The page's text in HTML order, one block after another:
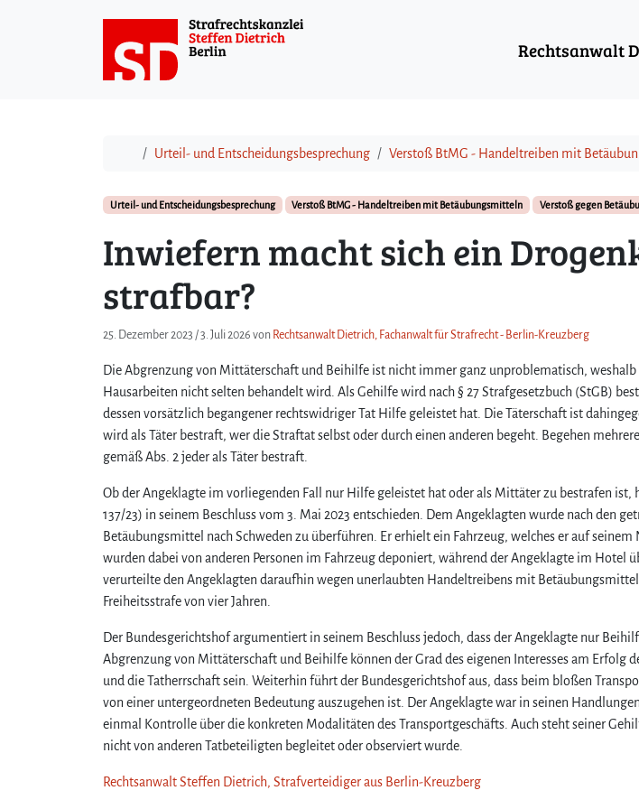
Rechtsanwalt
StartUrteil- und Entscheidungsbesprechung Verstoß BtMG - Handeltreiben mit
Urteil- und Entscheidungsbesprechung Verstoß BtMG - Handeltreiben mit Betäubungsmitteln Verstoß gegen
Inwiefern macht sich ein
strafbar?
25. Dezember 2023 /3. Juli 2026 von Rechtsanwalt Dietrich, Fachanwalt für Strafrecht - Berlin-Kreuzberg
Die Abgrenzung von Mittäterschaft und Beihilfe ist nicht immer ganz unproblematisch, weshalb
Hausarbeiten nicht selten behandelt wird. Als Gehilfe wird nach § 27 Strafgesetzbuch (StGB)
dessen vorsätzlich begangener rechtswidriger Tat Hilfe geleistet hat. Die Täterschaft ist
wird als Täter bestraft, wer die Straftat selbst oder durch einen anderen begeht. Begehen
gemäß Abs. 2 jeder als Täter bestraft.
Ob der Angeklagte im vorliegenden Fall nur Hilfe geleistet hat oder als Mittäter zu bestrafen ist,
137/23) in seinem Beschluss vom 3. Mai 2023 entschieden. Dem Angeklagten wurde nach den
Betäubungsmittel nach Schweden zu überführen. Er erhielt ein Fahrzeug, welches er auf
wurden dabei von anderen Personen im Fahrzeug deponiert, während der Angeklagte im Hotel
verurteilte den Angeklagten daraufhin wegen unerlaubten Handeltreibens mit
Freiheitsstrafe von vier Jahren.
Der Bundesgerichtshof argumentiert in seinem Beschluss jedoch, dass der Angeklagte nur
Abgrenzung von Mittäterschaft und Beihilfe können der Grad des eigenen Interesses am Erfolg
und die Tatherrschaft sein. Weiterhin führt der Bundesgerichtshof aus, dass beim bloßen
von einer untergeordneten Bedeutung auszugehen ist. Der Angeklagte war in seinen
einmal Kontrolle über die konkreten Modalitäten des Transportgeschäfts. Auch steht seiner
nicht von anderen Tatbeteiligten begleitet oder observiert wurde.
Rechtsanwalt Steffen Dietrich, Strafverteidiger aus Berlin-Kreuzberg